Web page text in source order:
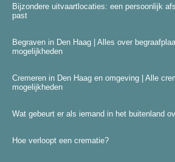
Bijzondere uitvaartlocaties: een persoonlijk
past
Begraven in Den Haag | Alles over
mogelijkheden
Cremeren in Den Haag en omgeving | Alle
mogelijkheden
Wat gebeurt er als iemand in het buitenland
Hoe verloopt een crematie?